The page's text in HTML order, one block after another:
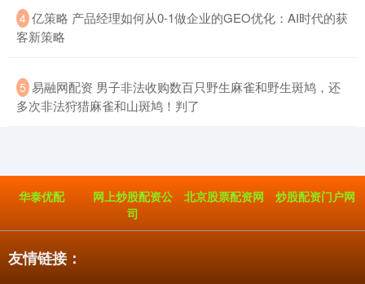
4 ​亿策略 产品经理如何从0-1做企业的GEO优化：AI时代的获
客新策略
5 ​易融网配资 男子非法收购数百只野生麻雀和野生斑鸠，还
多次非法狩猎麻雀和山斑鸠！判了
华泰优配
网上炒股配资公
司
北京股票配资网 炒股配资门户网
友情链接：